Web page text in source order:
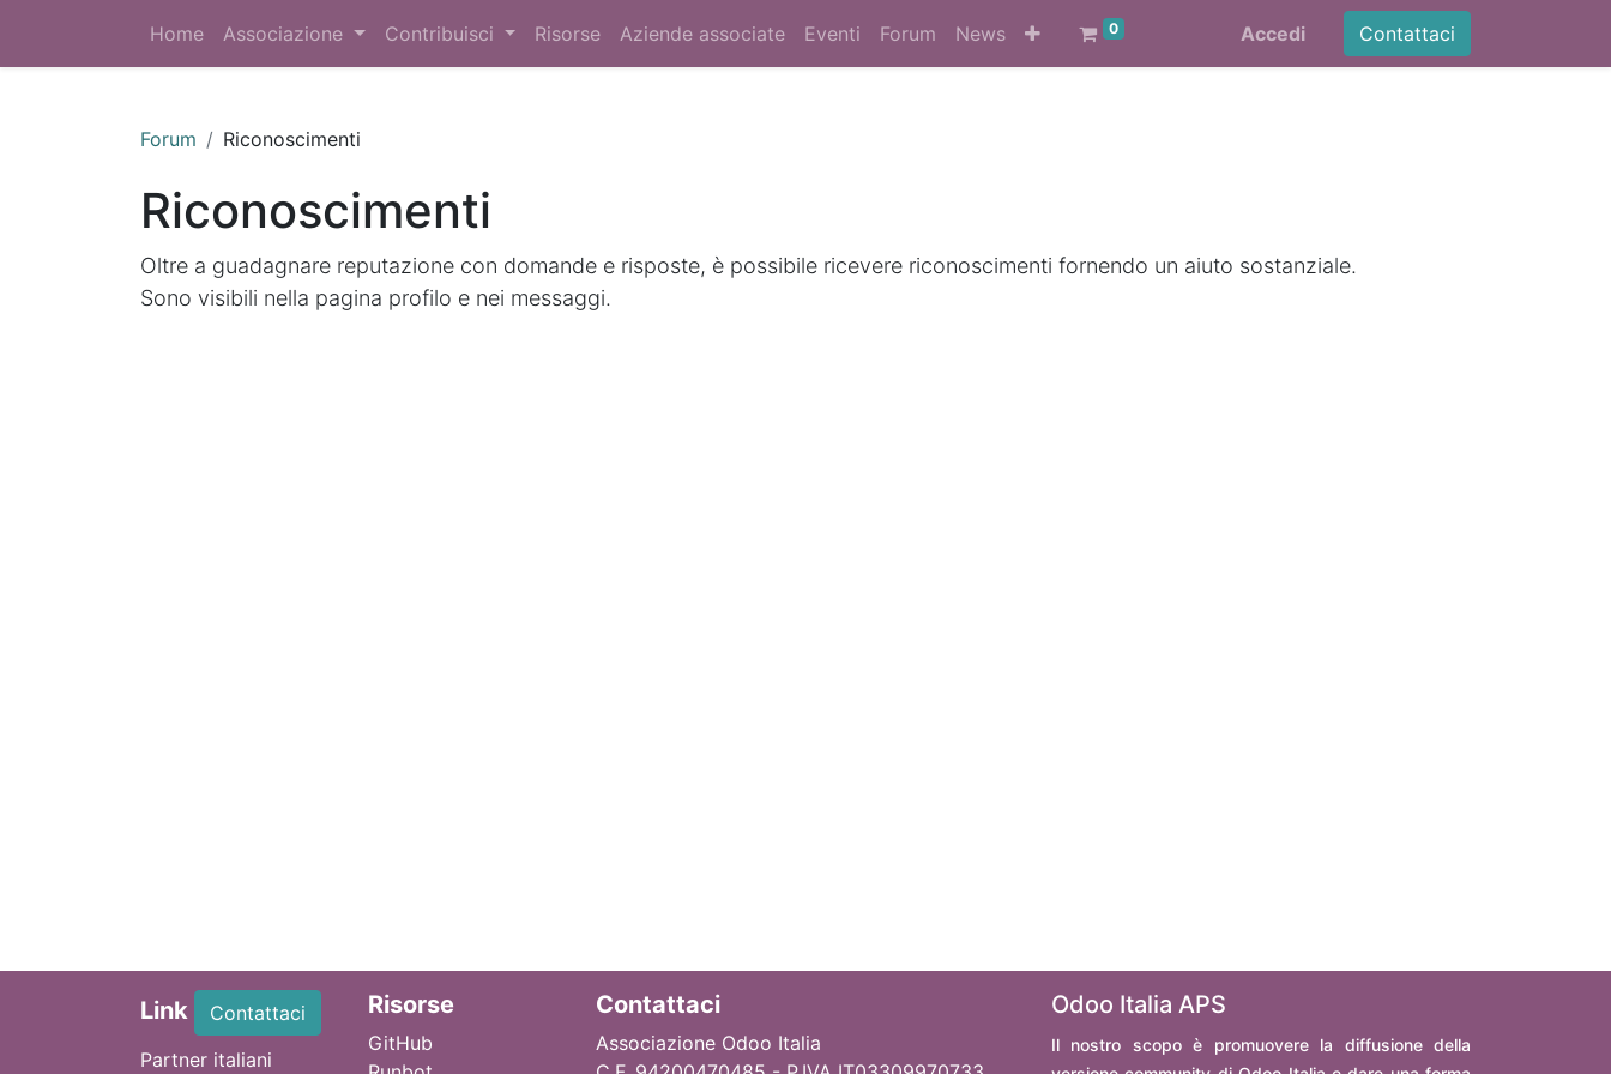
Home Associazione Contribuisci Risorse Aziende associate Eventi Forum News 0 Accedi Contattaci
Forum Riconoscimenti
Riconoscimenti
Oltre a guadagnare reputazione con domande e risposte, è possibile ricevere riconoscimenti fornendo un aiuto sostanziale.
Sono visibili nella pagina profilo e nei messaggi.
Link
Contattaci
Partner italiani
Risorse
GitHub
Contattaci
Associazione Odoo Italia
Odoo Italia APS
Il nostro scopo è promuovere la diffusione della